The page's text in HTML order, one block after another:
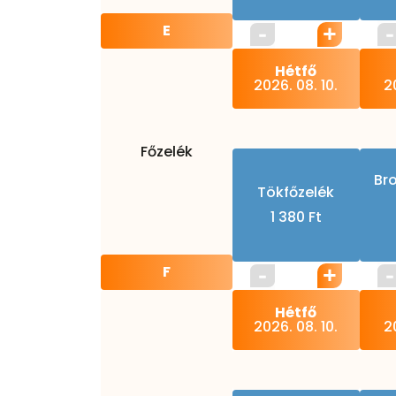
E
Főzelék
F
Hétfő
2026. 08. 10.
Tökfőzelék
1 380 Ft
Hétfő
2026. 08. 10.